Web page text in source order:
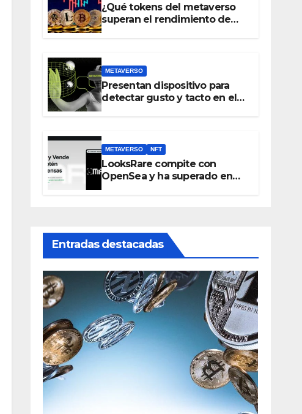
¿Qué tokens del metaverso
superan el rendimiento de
METAVERSO
Presentan dispositivo para
detectar gusto y tacto en el
METAVERSO NFT
LooksRare compite con
OpenSea y ha superado en
Entradas destacadas